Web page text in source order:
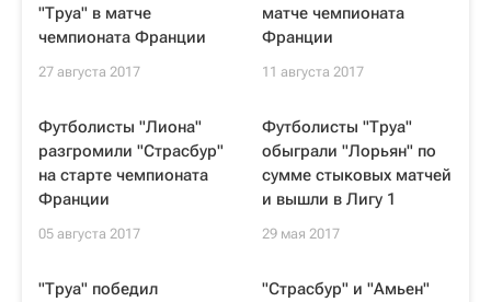
"Труа" в матче
чемпионата Франции
27 августа 2017
матче чемпионата
Франции
11 августа 2017
Футболисты "Лиона"
разгромили "Страсбур"
на старте чемпионата
Франции
05 августа 2017
Футболисты "Труа"
обыграли "Лорьян" по
сумме стыковых матчей
и вышли в Лигу 1
29 мая 2017
"Труа" победил
"Страсбур" и "Амьен"